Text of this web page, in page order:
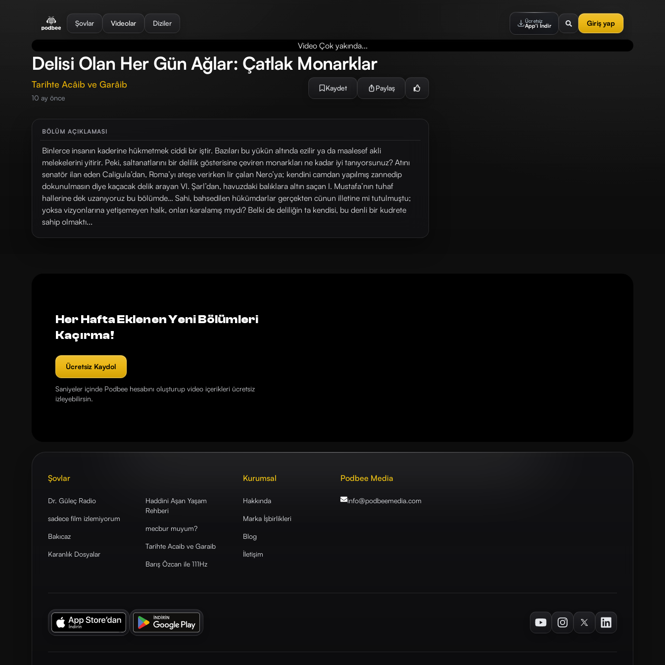
Şovlar Videolar Diziler Ücretsiz
App'i İndir Giriş yap
Video Çok yakında...
Delisi Olan Her Gün Ağlar: Çatlak Monarklar
Tarihte Acâib ve Garâib
10 ay önce
Kaydet Paylaş
BÖLÜM AÇIKLAMASI
Binlerce insanın kaderine hükmetmek ciddi bir iştir. Bazıları bu yükün altında ezilir ya da maalesef akli
melekelerini yitirir. Peki, saltanatlarını bir delilik gösterisine çeviren monarkları ne kadar iyi tanıyorsunuz? Atını
senatör ilan eden Caligula’dan, Roma’yı ateşe verirken lir çalan Nero’ya; kendini camdan yapılmış zannedip
dokunulmasın diye kaçacak delik arayan VI. Şarl’dan, havuzdaki balıklara altın saçan I. Mustafa’nın tuhaf
hallerine dek uzanıyoruz bu bölümde… Sahi, bahsedilen hükümdarlar gerçekten cünun illetine mi tutulmuştu;
yoksa vizyonlarına yetişemeyen halk, onları karalamış mıydı? Belki de deliliğin ta kendisi, bu denli bir kudrete
sahip olmaktı...
Her Hafta Eklenen Yeni Bölümleri
Kaçırma!
Ücretsiz Kaydol
Saniyeler içinde Podbee hesabını oluşturup video içerikleri ücretsiz
izleyebilirsin.
Şovlar
Dr. Güleç Radio
sadece film izlemiyorum
Bakıcaz
Karanlık Dosyalar
Haddini Aşan Yaşam
Rehberi
mecbur muyum?
Tarihte Acaib ve Garaib
Barış Özcan ile 111Hz
Kurumsal
Hakkında
Marka İşbirlikleri
Blog
İletişim
Podbee Media
info@podbeemedia.com
YoutubeInstagramTwitterLinkedIn